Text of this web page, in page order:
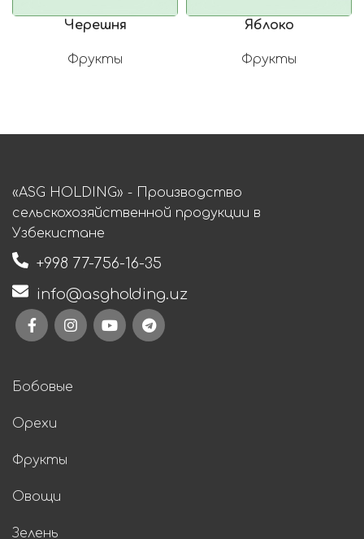
Черешня
Фрукты
Яблоко
Фрукты
«ASG HOLDING» - Производство
сельскохозяйственной продукции в
Узбекистане
+998 77-756-16-35
info@asgholding.uz
Бобовые
Орехи
Фрукты
Овощи
Зелень